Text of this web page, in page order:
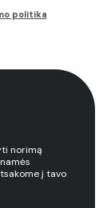
politika
norimą
į tavo